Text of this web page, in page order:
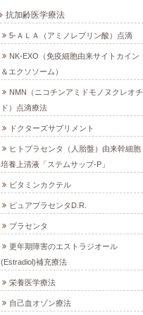
抗加齢医学療法
5-ＡＬＡ（アミノレブリン酸）点滴
NK-EXO（免疫細胞由来サイトカイン
＆エクソソーム）
NMN（ニコチンアミドモノヌクレオチ
ド）点滴療法
ドクターズサプリメント
ヒトプラセンタ（人胎盤）由来幹細胞
培養上清液「ステムサップ-P」
ビタミンカクテル
ピュアプラセンタD.R.
プラセンタ
更年期障害のエストラジオール
(Estradiol)補充療法
栄養医学療法
自己血オゾン療法